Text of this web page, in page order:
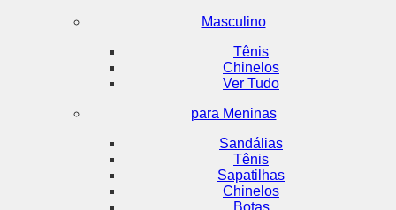
Masculino
Tênis
Chinelos
Ver Tudo
para Meninas
Sandálias
Tênis
Sapatilhas
Chinelos
Botas